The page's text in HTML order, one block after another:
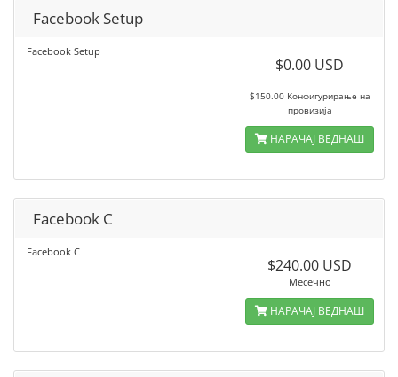
Facebook Setup
Facebook Setup
$0.00 USD
$150.00 Конфигурирање на
провизија
НАРАЧАЈ ВЕДНАШ
Facebook C
Facebook C
$240.00 USD
Месечно
НАРАЧАЈ ВЕДНАШ